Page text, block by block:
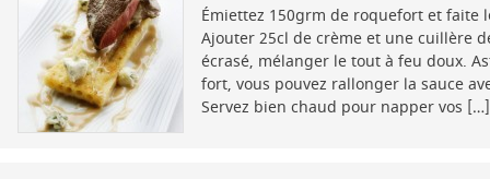
Émiettez 150grm de roquefort et faite
Ajouter 25cl de crème et une cuillère
écrasé, mélanger le tout à feu doux.
fort, vous pouvez rallonger la sauce
Servez bien chaud pour napper vos […]